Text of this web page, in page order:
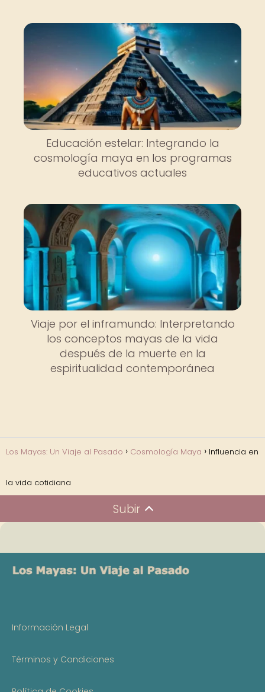
Educación estelar: Integrando la
cosmología maya en los programas
educativos actuales
Viaje por el inframundo: Interpretando
los conceptos mayas de la vida
después de la muerte en la
espiritualidad contemporánea
Los Mayas: Un Viaje al Pasado Cosmología Maya Influencia en
la vida cotidiana
Subir
Información Legal
Términos y Condiciones